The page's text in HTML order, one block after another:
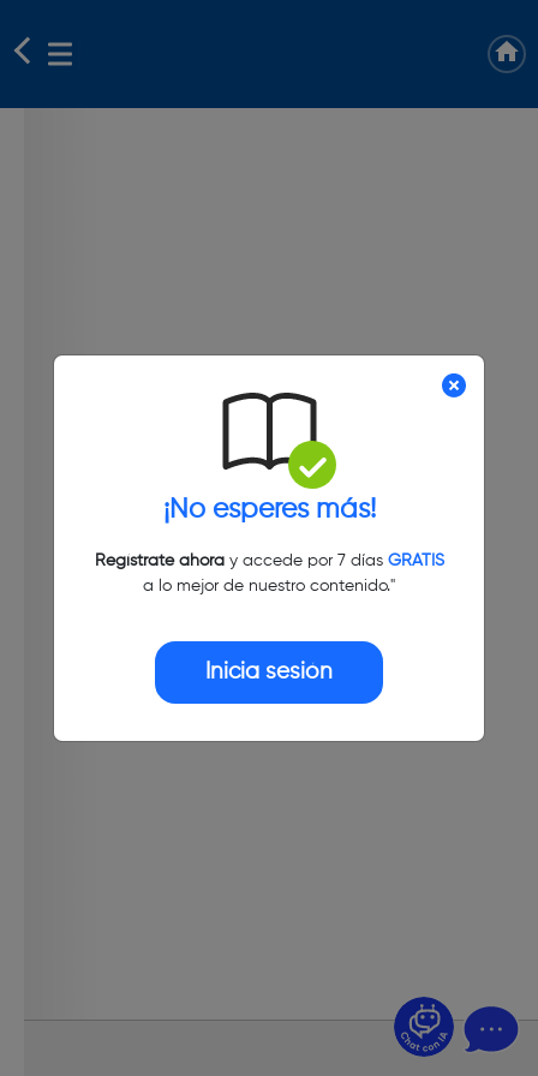
¡No esperes más!
Regístrate ahoray accede por 7 días GRATIS
a lo mejor de nuestro contenido."
Inicia sesión